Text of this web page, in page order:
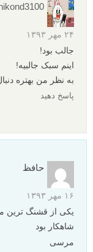
۲۴ مهر ۱۳۹۳
جالب بود‍!
اینم سبک جالبیه!
به نظر من بهتره
پاسخ دهید
حافظ
۱۶ مهر ۱۳۹۳
یکی از قشنگ ترین
شاهکار بود
مرسی